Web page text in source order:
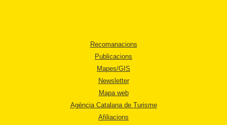
Recomanacions
Publicacions
Mapes/GIS
Newsletter
Mapa web
Agència Catalana de Turisme
Afiliacions